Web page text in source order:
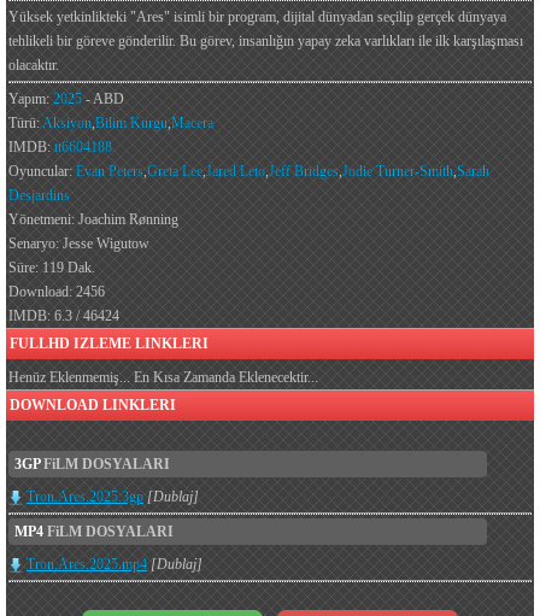
Yüksek yetkinlikteki "Ares" isimli bir program, dijital dünyadan seçilip gerçek dünyaya
tehlikeli bir göreve gönderilir. Bu görev, insanlığın yapay zeka varlıkları ile ilk karşılaşması
olacaktır.
Yapım: 2025 - ABD
Türü:Aksiyon,Bilim Kurgu,Macera
IMDB: tt6604188
Oyuncular: Evan Peters,Greta Lee,Jared Leto,Jeff Bridges,Jodie Turner-Smith,Sarah
Desjardins
Yönetmeni: Joachim Rønning
Senaryo: Jesse Wigutow
Süre: 119 Dak.
Download: 2456
IMDB: 6.3 / 46424
FULLHD IZLEME LINKLERI
Henüz Eklenmemiş... En Kısa Zamanda Eklenecektir...
DOWNLOAD LINKLERI
3GPFiLM DOSYALARI
Tron.Ares.2025.3gp [Dublaj]
MP4 FiLM DOSYALARI
Tron.Ares.2025.mp4 [Dublaj]